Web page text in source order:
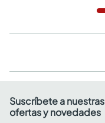
Suscríbete a nuestras
ofertas y novedades